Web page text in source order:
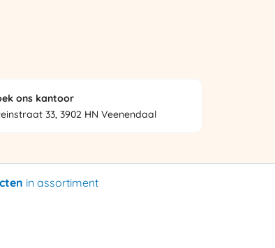
ons kantoor
33, 3902 HN Veenendaal
in assortiment